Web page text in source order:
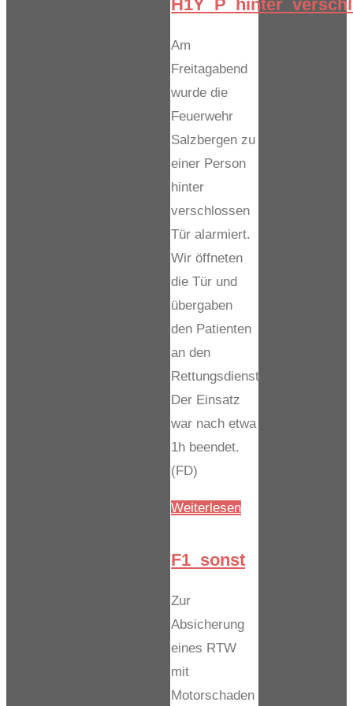
Am
Freitagabend
wurde die
Feuerwehr
Salzbergen zu
einer Person
hinter
verschlossen
Tür alarmiert.
Wir öffneten
die Tür und
übergaben
den Patienten
an den
Rettungsdienst.
Der Einsatz
war nach etwa
1h beendet.
(FD)
Weiterlesen
F1_sonst
Zur
Absicherung
eines RTW
mit
Motorschaden